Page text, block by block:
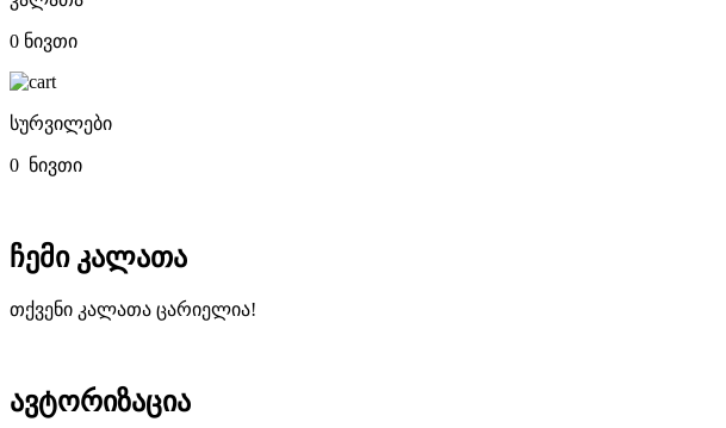
0 ნივთი
სურვილები
0 ნივთი
ჩემი კალათა
თქვენი კალათა ცარიელია!
ავტორიზაცია